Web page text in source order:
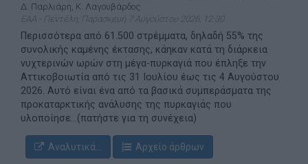
Δ. Παρλιάρη, Κ. Λαγουβάρδος
ΕΑΑ - Πεντέλη, Παρασκευή 7 Αυγούστου 2026, 12:30
Περισσότερα από 61.500 στρέμματα, δηλαδή 55% της
συνολικής καμένης έκτασης, κάηκαν κατά τη διάρκεια
νυχτερινών ωρών στη μέγα-πυρκαγιά που έπληξε την
Αττικοβοιωτία από τις 31 Ιουλίου έως τις 4 Αυγούστου
2026. Αυτό είναι ένα από τα βασικά συμπεράσματα της
προκαταρκτικής ανάλυσης της πυρκαγιάς που
υλοποίησε...(πατήστε για τη συνέχεια)
Αναλυτικά... Αρχείο άρθρων